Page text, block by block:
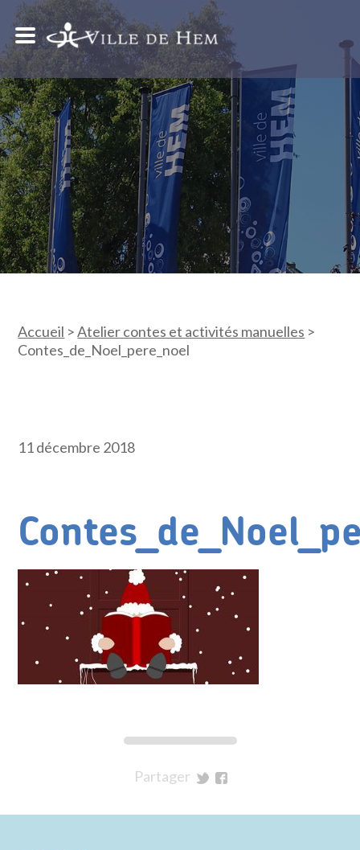
Accueil >Atelier contes et activités manuelles >
Contes_de_Noel_pere_noel
11 décembre 2018
Partager
Twitter
Facebook